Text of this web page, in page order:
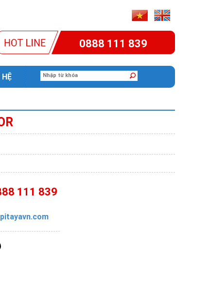
0888 111 839
HỆ
111 839